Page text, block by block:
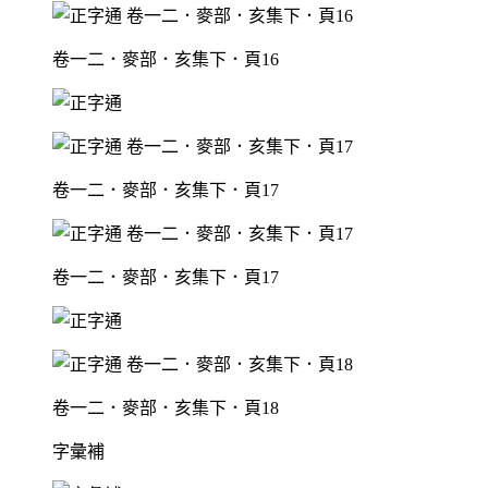
卷一二．麥部．亥集下．頁16
卷一二．麥部．亥集下．頁17
卷一二．麥部．亥集下．頁17
卷一二．麥部．亥集下．頁18
字彙補